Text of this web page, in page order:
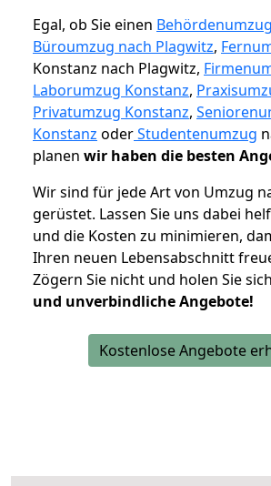
Egal, ob Sie einen
Büroumzug nach Plagwitz,
Konstanz nach Plagwitz,
Laborumzug Konstanz,
Privatumzug Konstanz,
Konstanz oderStudentenumzug
planen wir haben die besten
Wir sind für jede Art von Umzug
gerüstet. Lassen Sie uns dabei
und die Kosten zu minimieren,
Ihren neuen Lebensabschnitt
Zögern Sie nicht und holen Sie sich
und unverbindliche Angebote!
Kostenlose Angebote